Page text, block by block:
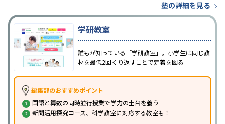
塾の詳細を見る
学研教室
誰もが知っている「学研教室」。小学生は同じ教
材を最低2回くり返すことで定着を図る
編集部のおすすめポイント
国語と算数の同時並行授業で学力の土台を養う
新聞活用探究コース、科学教室に対応する教室も！